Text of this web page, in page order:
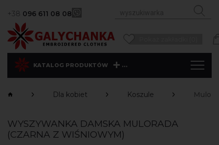
+38 096 611 08 08
KATALOG PRODUKTÓW ...
Dla kobiet Koszule
WYSZYWANKA DAMSKA MULORADA
(CZARNA Z WIŚNIOWYM)